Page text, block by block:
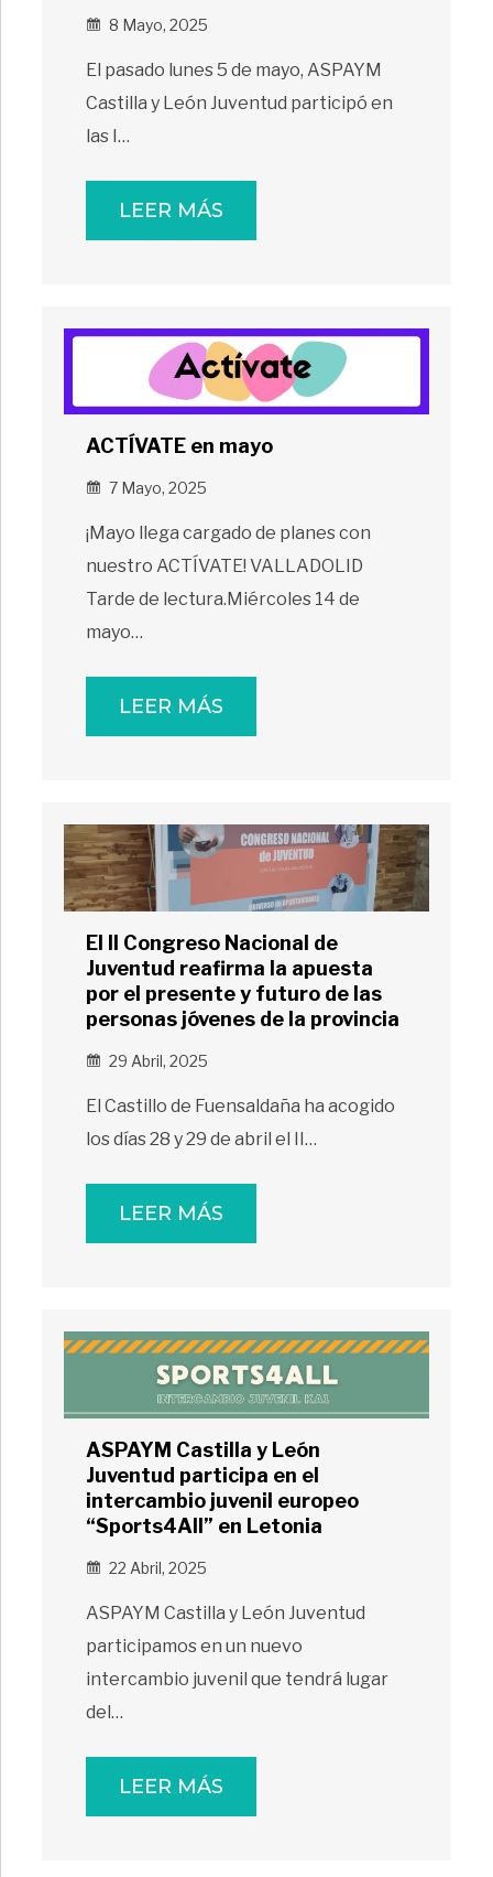
8 Mayo, 2025
El pasado lunes 5 de mayo, ASPAYM
Castilla y León Juventud participó en
las I…
LEER MÁS
ACTÍVATE en mayo
7 Mayo, 2025
¡Mayo llega cargado de planes con
nuestro ACTÍVATE! VALLADOLID
Tarde de lectura.Miércoles 14 de
mayo…
LEER MÁS
El II Congreso Nacional de
Juventud reafirma la apuesta
por el presente y futuro de las
personas jóvenes de la provincia
29 Abril, 2025
El Castillo de Fuensaldaña ha acogido
los días 28 y 29 de abril el II…
LEER MÁS
ASPAYM Castilla y León
Juventud participa en el
intercambio juvenil europeo
“Sports4All” en Letonia
22 Abril, 2025
ASPAYM Castilla y León Juventud
participamos en un nuevo
intercambio juvenil que tendrá lugar
del…
LEER MÁS